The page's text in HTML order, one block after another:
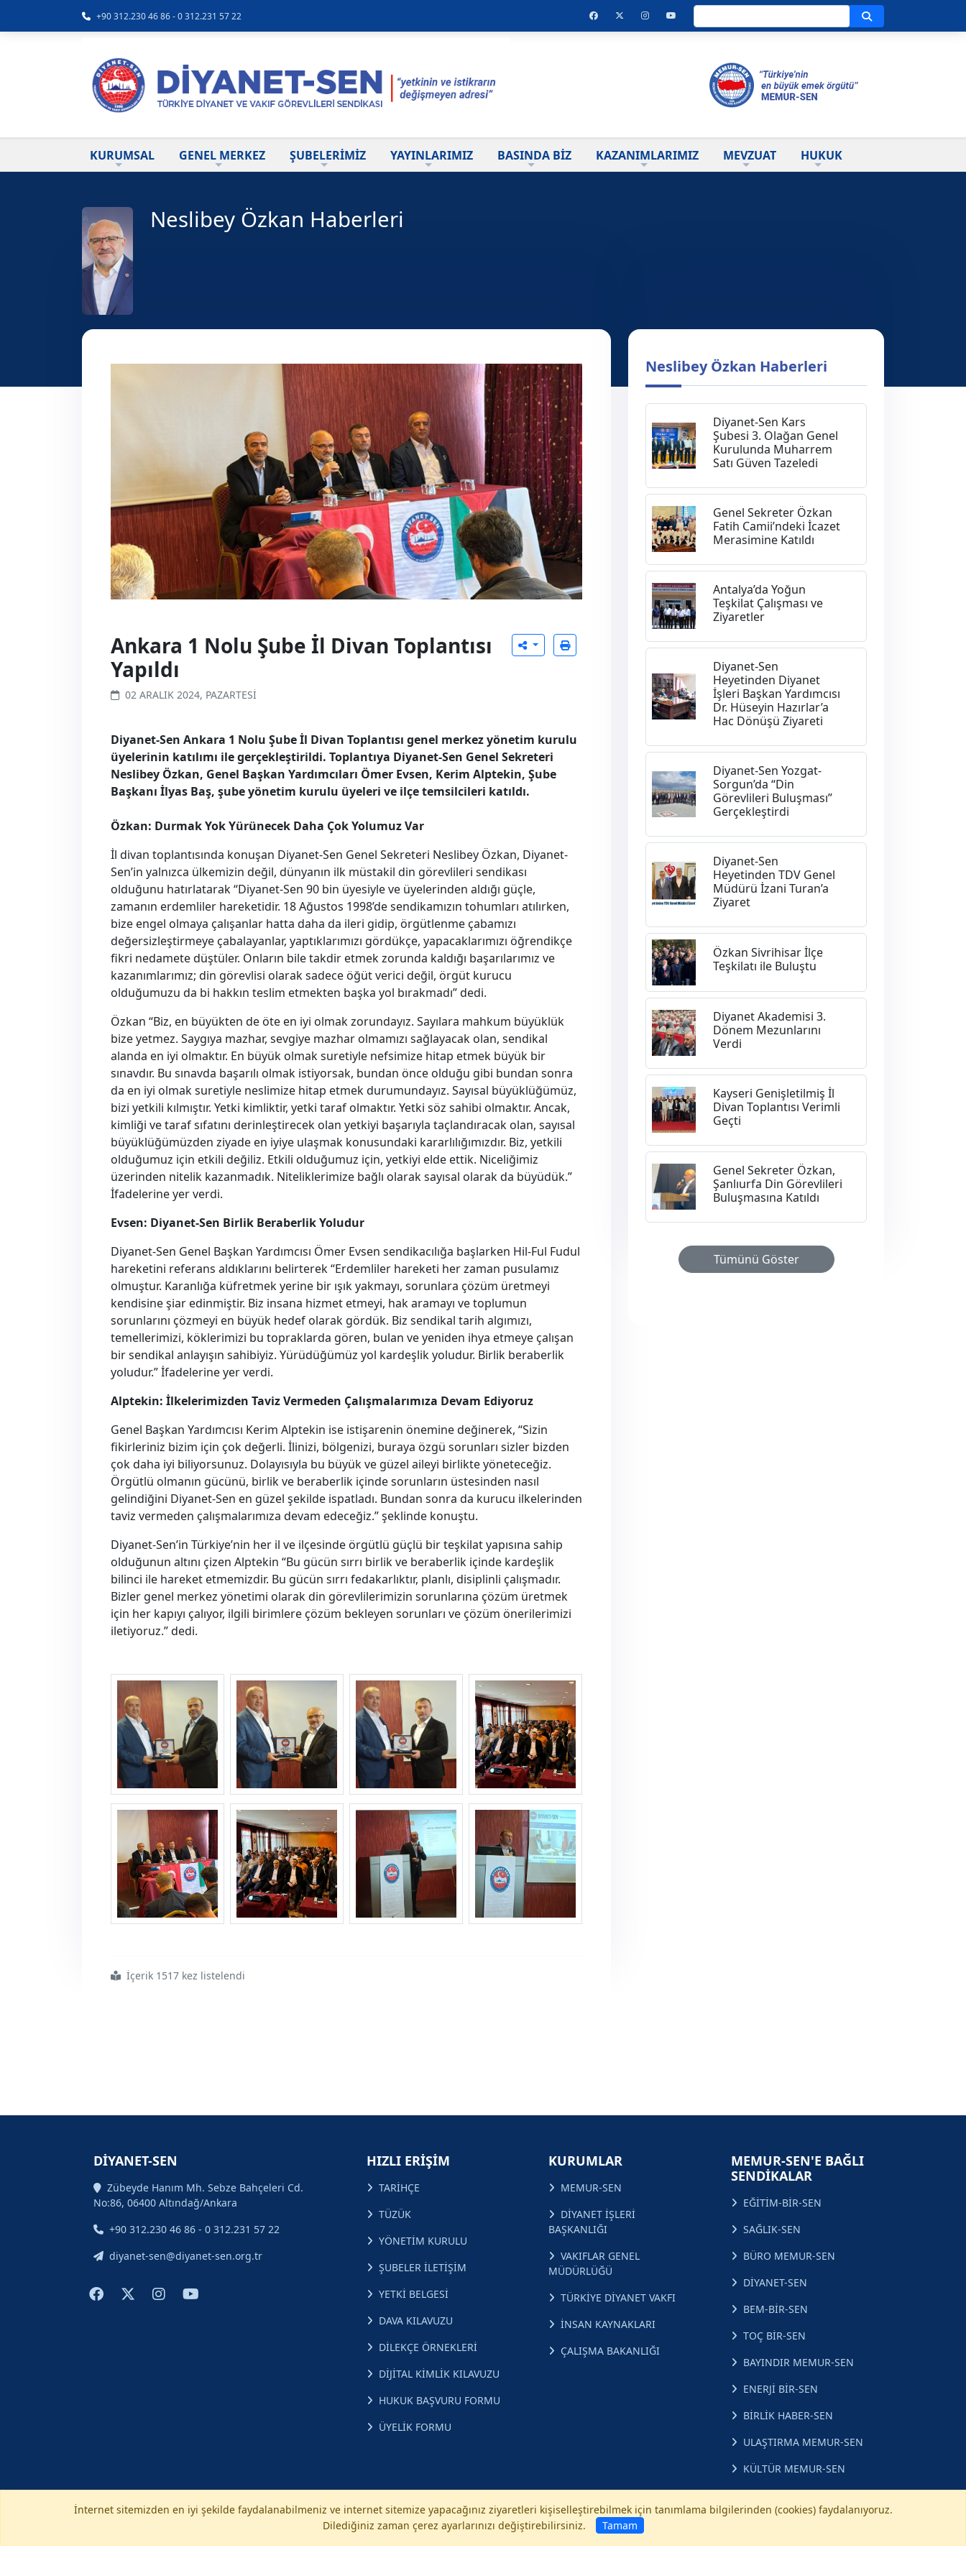
+90 312.230 46 86 - 0 312.231 57 22
KURUMSAL GENEL MERKEZ ŞUBELERİMİZ YAYINLARIMIZ BASINDA BİZ KAZANIMLARIMIZ MEVZUAT HUKUK
Neslibey Özkan Haberleri
Ankara 1 Nolu Şube İl Divan Toplantısı
Yapıldı
02 ARALIK 2024, PAZARTESI
Diyanet-Sen Ankara 1 Nolu Şube İl Divan Toplantısı genel merkez yönetim kurulu
üyelerinin katılımı ile gerçekleştirildi. Toplantıya Diyanet-Sen Genel Sekreteri
Neslibey Özkan, Genel Başkan Yardımcıları Ömer Evsen, Kerim Alptekin, Şube
Başkanı İlyas Baş, şube yönetim kurulu üyeleri ve ilçe temsilcileri katıldı.
Özkan: Durmak Yok Yürünecek Daha Çok Yolumuz Var
İl divan toplantısında konuşan Diyanet-Sen Genel Sekreteri Neslibey Özkan, Diyanet-
Sen’in yalnızca ülkemizin değil, dünyanın ilk müstakil din görevlileri sendikası
olduğunu hatırlatarak “Diyanet-Sen 90 bin üyesiyle ve üyelerinden aldığı güçle,
zamanın erdemliler hareketidir. 18 Ağustos 1998’de sendikamızın tohumları atılırken,
bize engel olmaya çalışanlar hatta daha da ileri gidip, örgütlenme çabamızı
değersizleştirmeye çabalayanlar, yaptıklarımızı gördükçe, yapacaklarımızı öğrendikçe
fikri nedamete düştüler. Onların bile takdir etmek zorunda kaldığı başarılarımız ve
kazanımlarımız; din görevlisi olarak sadece öğüt verici değil, örgüt kurucu
olduğumuzu da bi hakkın teslim etmekten başka yol bırakmadı” dedi.
Özkan “Biz, en büyükten de öte en iyi olmak zorundayız. Sayılara mahkum büyüklük
bize yetmez. Saygıya mazhar, sevgiye mazhar olmamızı sağlayacak olan, sendikal
alanda en iyi olmaktır. En büyük olmak suretiyle nefsimize hitap etmek büyük bir
sınavdır. Bu sınavda başarılı olmak istiyorsak, bundan önce olduğu gibi bundan sonra
da en iyi olmak suretiyle neslimize hitap etmek durumundayız. Sayısal büyüklüğümüz,
bizi yetkili kılmıştır. Yetki kimliktir, yetki taraf olmaktır. Yetki söz sahibi olmaktır. Ancak,
kimliği ve taraf sıfatını derinleştirecek olan yetkiyi başarıyla taçlandıracak olan, sayısal
büyüklüğümüzden ziyade en iyiye ulaşmak konusundaki kararlılığımızdır. Biz, yetkili
olduğumuz için etkili değiliz. Etkili olduğumuz için, yetkiyi elde ettik. Niceliğimiz
üzerinden nitelik kazanmadık. Niteliklerimize bağlı olarak sayısal olarak da büyüdük.”
İfadelerine yer verdi.
Evsen: Diyanet-Sen Birlik Beraberlik Yoludur
Diyanet-Sen Genel Başkan Yardımcısı Ömer Evsen sendikacılığa başlarken Hil-Ful Fudul
hareketini referans aldıklarını belirterek “Erdemliler hareketi her zaman pusulamız
olmuştur. Karanlığa küfretmek yerine bir ışık yakmayı, sorunlara çözüm üretmeyi
kendisine şiar edinmiştir. Biz insana hizmet etmeyi, hak aramayı ve toplumun
sorunlarını çözmeyi en büyük hedef olarak gördük. Biz sendikal tarih algımızı,
temellerimizi, köklerimizi bu topraklarda gören, bulan ve yeniden ihya etmeye çalışan
bir sendikal anlayışın sahibiyiz. Yürüdüğümüz yol kardeşlik yoludur. Birlik beraberlik
yoludur.” İfadelerine yer verdi.
Alptekin: İlkelerimizden Taviz Vermeden Çalışmalarımıza Devam Ediyoruz
Genel Başkan Yardımcısı Kerim Alptekin ise istişarenin önemine değinerek, “Sizin
fikirleriniz bizim için çok değerli. İlinizi, bölgenizi, buraya özgü sorunları sizler bizden
çok daha iyi biliyorsunuz. Dolayısıyla bu büyük ve güzel aileyi birlikte yöneteceğiz.
Örgütlü olmanın gücünü, birlik ve beraberlik içinde sorunların üstesinden nasıl
gelindiğini Diyanet-Sen en güzel şekilde ispatladı. Bundan sonra da kurucu ilkelerinden
taviz vermeden çalışmalarımıza devam edeceğiz.” şeklinde konuştu.
Diyanet-Sen’in Türkiye’nin her il ve ilçesinde örgütlü güçlü bir teşkilat yapısına sahip
olduğunun altını çizen Alptekin “Bu gücün sırrı birlik ve beraberlik içinde kardeşlik
bilinci ile hareket etmemizdir. Bu gücün sırrı fedakarlıktır, planlı, disiplinli çalışmadır.
Bizler genel merkez yönetimi olarak din görevlilerimizin sorunlarına çözüm üretmek
için her kapıyı çalıyor, ilgili birimlere çözüm bekleyen sorunları ve çözüm önerilerimizi
iletiyoruz.” dedi.
ank1--1-.jpg ank1--2-.jpg ank1--3-.jpg ank1--4-.jpg
ank1--5-.jpg ank1--6-.jpg ank1--7-.jpg ank1--8-.jpg
#ankara
#nolu
#şube
#il
#divan
#toplantısı
#yapıldıİçerik 1517 kez listelendi
Neslibey Özkan Haberleri
Diyanet-Sen Kars
Şubesi 3. Olağan Genel
Kurulunda Muharrem
Satı Güven Tazeledi
Genel Sekreter Özkan
Fatih Camii’ndeki İcazet
Merasimine Katıldı
Antalya’da Yoğun
Teşkilat Çalışması ve
Ziyaretler
Diyanet-Sen
Heyetinden Diyanet
İşleri Başkan Yardımcısı
Dr. Hüseyin Hazırlar’a
Hac Dönüşü Ziyareti
Diyanet-Sen Yozgat-
Sorgun’da “Din
Görevlileri Buluşması”
Gerçekleştirdi
Diyanet-Sen
Heyetinden TDV Genel
Müdürü İzani Turan’a
Ziyaret
Özkan Sivrihisar İlçe
Teşkilatı ile Buluştu
Diyanet Akademisi 3.
Dönem Mezunlarını
Verdi
Kayseri Genişletilmiş İl
Divan Toplantısı Verimli
Geçti
Genel Sekreter Özkan,
Şanlıurfa Din Görevlileri
Buluşmasına Katıldı
Tümünü Göster
DİYANET-SEN
Zübeyde Hanım Mh. Sebze Bahçeleri Cd.
No:86, 06400 Altındağ/Ankara
+90 312.230 46 86 - 0 312.231 57 22
diyanet-sen@diyanet-sen.org.tr
HIZLI ERİŞİM
TARİHÇE
TÜZÜK
YÖNETİM KURULU
ŞUBELER İLETİŞİM
YETKİ BELGESİ
DAVA KILAVUZU
DİLEKÇE ÖRNEKLERİ
DİJİTAL KİMLİK KILAVUZU
HUKUK BAŞVURU FORMU
ÜYELİK FORMU
KURUMLAR
MEMUR-SEN
DİYANET İŞLERİ
BAŞKANLIĞI
VAKIFLAR GENEL
MÜDÜRLÜĞÜ
TÜRKİYE DİYANET VAKFI
İNSAN KAYNAKLARI
ÇALIŞMA BAKANLIĞI
MEMUR-SEN'E BAĞLI
SENDİKALAR
EĞİTİM-BİR-SEN
SAĞLIK-SEN
BÜRO MEMUR-SEN
DİYANET-SEN
BEM-BİR-SEN
TOÇ BİR-SEN
BAYINDIR MEMUR-SEN
ENERJİ BİR-SEN
BİRLİK HABER-SEN
ULAŞTIRMA MEMUR-SEN
KÜLTÜR MEMUR-SEN
İnternet sitemizden en iyi şekilde faydalanabilmeniz ve internet sitemize yapacağınız ziyaretleri kişiselleştirebilmek için tanımlama bilgilerinden (cookies) faydalanıyoruz.
Dilediğiniz zaman çerez ayarlarınızı değiştirebilirsiniz.
Tamam